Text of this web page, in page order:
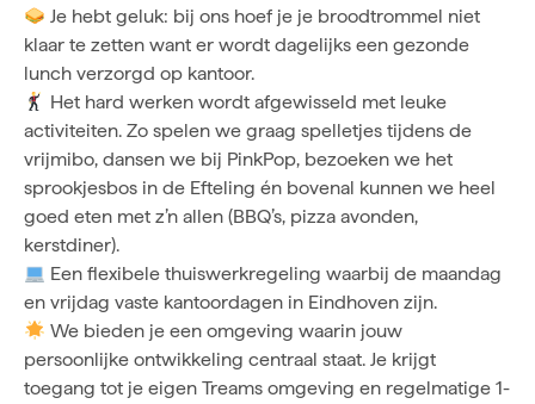
Je hebt geluk: bij ons hoef je je broodtrommel niet
klaar te zetten want er wordt dagelijks een gezonde
lunch verzorgd op kantoor.
Het hard werken wordt afgewisseld met leuke
activiteiten. Zo spelen we graag spelletjes tijdens de
vrijmibo, dansen we bij PinkPop, bezoeken we het
sprookjesbos in de Efteling én bovenal kunnen we heel
goed eten met z’n allen (BBQ’s, pizza avonden,
kerstdiner).
Een flexibele thuiswerkregeling waarbij de maandag
en vrijdag vaste kantoordagen in Eindhoven zijn.
We bieden je een omgeving waarin jouw
persoonlijke ontwikkeling centraal staat. Je krijgt
toegang tot je eigen Treams omgeving en regelmatige 1-